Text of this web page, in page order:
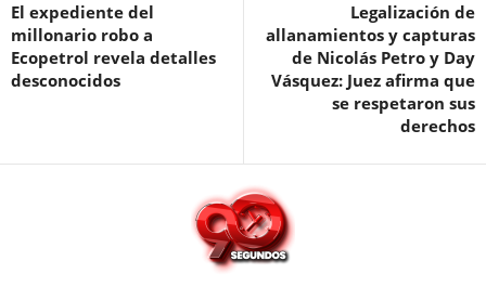
El expediente del
millonario robo a
Ecopetrol revela detalles
desconocidos
Legalización de
allanamientos y capturas
de Nicolás Petro y Day
Vásquez: Juez afirma que
se respetaron sus
derechos